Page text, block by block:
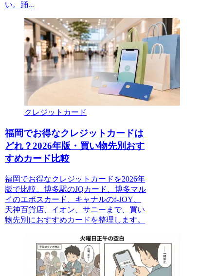
い。踊...
クレジットカード
福岡でお得なクレジットカードは
どれ？2026年版・買い物先別おす
すめカード比較
福岡でお得なクレジットカードを2026年
版で比較。博多駅のJQカード、博多マル
イのエポスカード、キャナルのf-JOY、
天神百貨店、イオン、サニーまで、買い
物先別におすすめカードを整理します。